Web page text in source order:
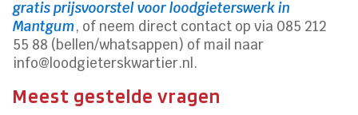
gratis prijsvoorstel voor loodgieterswerk in
Mantgum, of neem direct contact op via 085 212
55 88 (bellen/whatsappen) of mail naar
info@loodgieterskwartier.nl.
Meest gestelde vragen